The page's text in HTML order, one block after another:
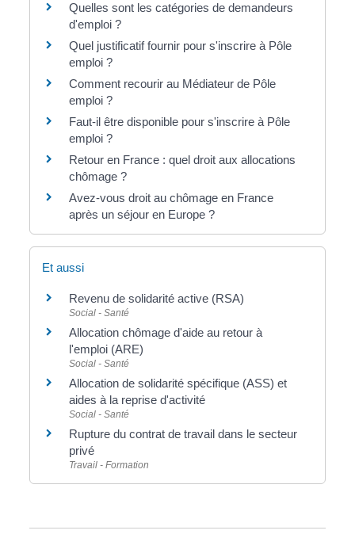
Quelles sont les catégories de demandeurs
d'emploi ?
Quel justificatif fournir pour s'inscrire à Pôle
emploi ?
Comment recourir au Médiateur de Pôle
emploi ?
Faut-il être disponible pour s'inscrire à Pôle
emploi ?
Retour en France : quel droit aux allocations
chômage ?
Avez-vous droit au chômage en France
après un séjour en Europe ?
Et aussi
Revenu de solidarité active (RSA)
Social - Santé
Allocation chômage d'aide au retour à
l'emploi (ARE)
Social - Santé
Allocation de solidarité spécifique (ASS) et
aides à la reprise d'activité
Social - Santé
Rupture du contrat de travail dans le secteur
privé
Travail - Formation